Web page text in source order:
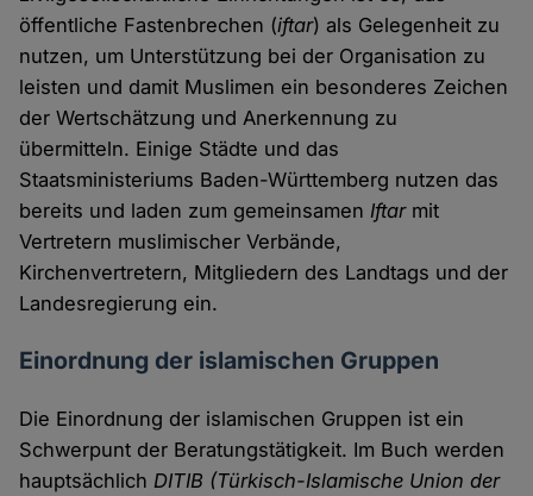
öffentliche Fastenbrechen (iftar) als Gelegenheit zu
nutzen, um Unterstützung bei der Organisation zu
leisten und damit Muslimen ein besonderes Zeichen
der Wertschätzung und Anerkennung zu
übermitteln. Einige Städte und das
Staatsministeriums Baden-Württemberg nutzen das
bereits und laden zum gemeinsamen Iftarmit
Vertretern muslimischer Verbände,
Kirchenvertretern, Mitgliedern des Landtags und der
Landesregierung ein.
Einordnung der islamischen Gruppen
Die Einordnung der islamischen Gruppen ist ein
Schwerpunt der Beratungstätigkeit. Im Buch werden
hauptsächlich DITIB (Türkisch-Islamische Union der